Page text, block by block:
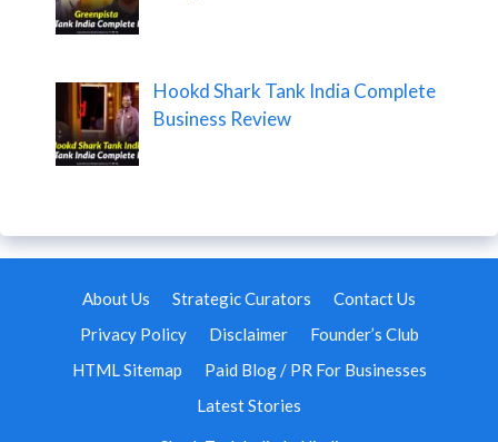
Hookd Shark Tank India Complete
Business Review
About Us Strategic Curators
Contact Us
Privacy Policy
Disclaimer
Founder’s Club
HTML Sitemap
Paid Blog / PR For Businesses
Latest Stories